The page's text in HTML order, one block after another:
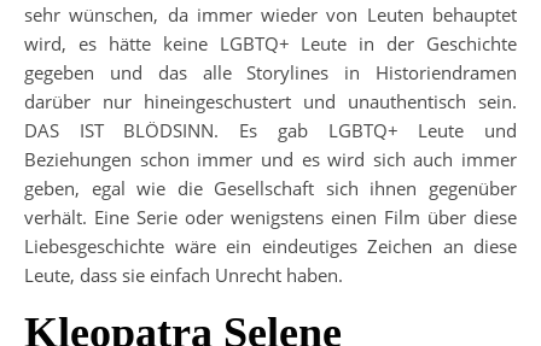
sehr wünschen, da immer wieder von Leuten behauptet
wird, es hätte keine LGBTQ+ Leute in der Geschichte
gegeben und das alle Storylines in Historiendramen
darüber nur hineingeschustert und unauthentisch sein.
DAS IST BLÖDSINN. Es gab LGBTQ+ Leute und
Beziehungen schon immer und es wird sich auch immer
geben, egal wie die Gesellschaft sich ihnen gegenüber
verhält. Eine Serie oder wenigstens einen Film über diese
Liebesgeschichte wäre ein eindeutiges Zeichen an diese
Leute, dass sie einfach Unrecht haben.
Kleopatra Selene